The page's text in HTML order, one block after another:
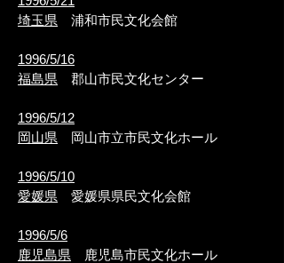
埼玉県 浦和市民文化会館
1996/5/16
福島県 郡山市民文化センター
1996/5/12
岡山県 岡山市立市民文化ホール
1996/5/10
愛媛県 愛媛県県民文化会館
1996/5/6
鹿児島県 鹿児島市民文化ホール